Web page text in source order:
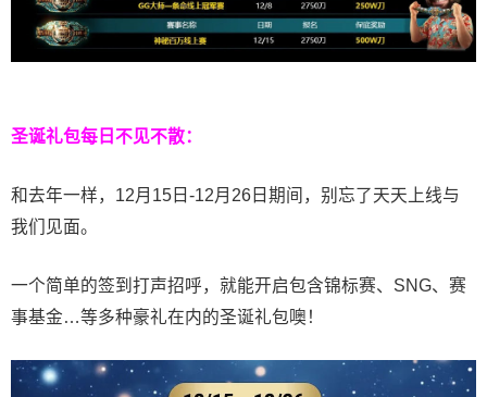
圣诞礼包每日不见不散：
和去年一样，12月15日-12月26日期间，别忘了天天上线与
我们见面。
一个简单的签到打声招呼，就能开启包含锦标赛、SNG、赛
事基金…等多种豪礼在内的圣诞礼包噢！